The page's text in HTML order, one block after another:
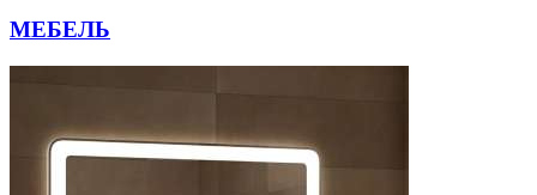
МЕБЕЛЬ